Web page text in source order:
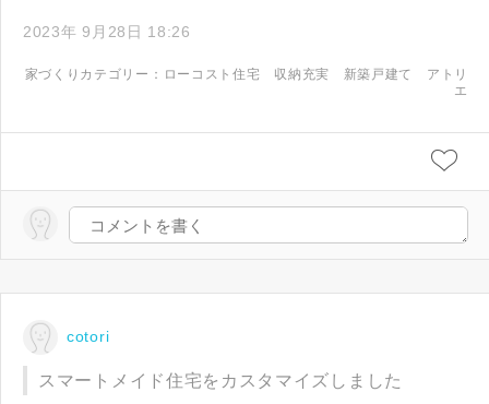
2023年 9月28日 18:26
家づくりカテゴリー： ローコスト住宅 収納充実 新築戸建て
アトリ
エ
cotori
スマートメイド住宅をカスタマイズしました